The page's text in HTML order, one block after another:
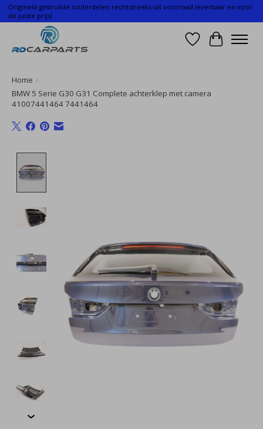
Originele gebruikte onderdelen rechtstreeks uit voorraad leverbaar en voor
de juiste prijs!
Verlanglijst
Home /
BMW 5 Serie G30 G31 Complete achterklep met camera
41007441464 7441464